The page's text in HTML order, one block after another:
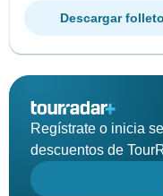
Descargar folleto
Regístrate o inicia
descuentos de